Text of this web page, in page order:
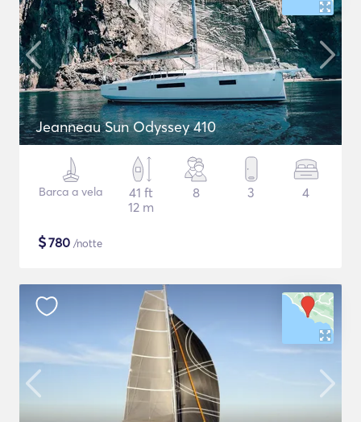
Jeanneau Sun Odyssey 410
Barca a vela
41 ft
12 m
8 3 4
$780 /notte